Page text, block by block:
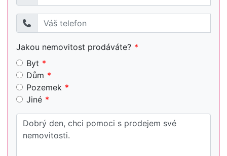
Jakou nemovitost prodáváte?
Byt
Dům
Pozemek
Jiné